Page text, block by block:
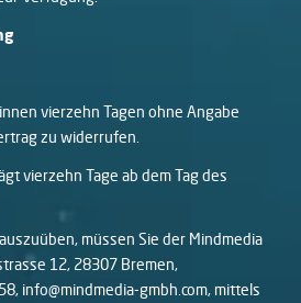
vierzehn Tagen ohne Angabe
zu widerrufen.
vierzehn Tage ab dem Tag des
müssen Sie der Mindmedia
12, 28307 Bremen,
info@mindmedia-gmbh.com, mittels